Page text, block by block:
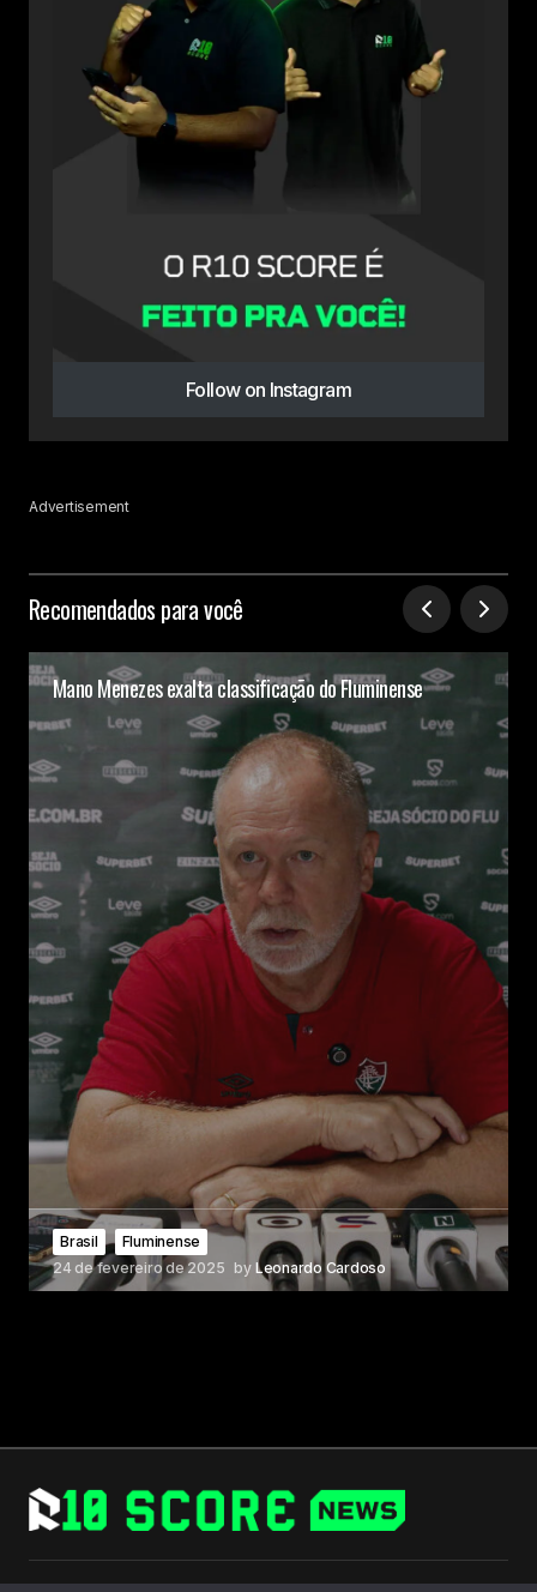
Follow on Instagram
Advertisement
Recomendados para você
Mano Menezes exalta classificação do Fluminense
Brasil
Fluminense
24 de fevereiro de 2025 by Leonardo Cardoso